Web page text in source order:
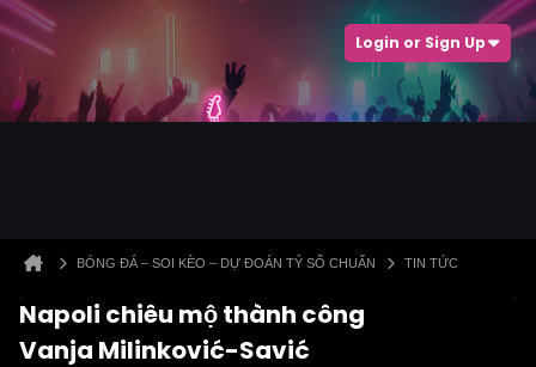
Login or Sign Up
BÓNG ĐÁ – SOI KÈO – DỰ ĐOÁN TỶ SỐ CHUẨN TIN TỨC
Napoli chiêu mộ thành công
Vanja Milinković-Savić